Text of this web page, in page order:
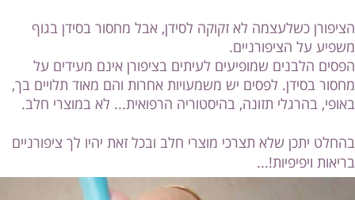
הציפורן כשלעצמה לא זקוקה לסידן, אבל מחסור בסידן בגוף
משפיע על הציפורניים.
הפסים הלבנים שמופיעים לעיתים בציפורן אינם מעידים על
מחסור בסידן. לפסים יש משמעויות אחרות והם מאוד תלויים בך,
באופי, בהרגלי תזונה, בהיסטוריה הרפואית... לא במוצרי חלב.
בהחלט יתכן שלא תצרכי מוצרי חלב ובכל זאת יהיו לך ציפורניים
בריאות ויפיפיות!...